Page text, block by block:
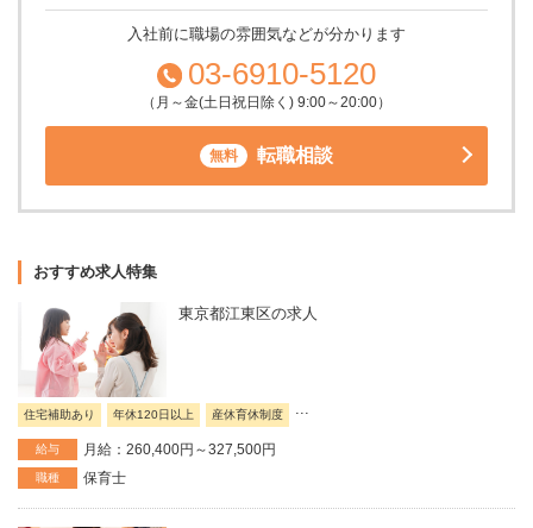
入社前に職場の雰囲気などが分かります
03-6910-5120
（月～金(土日祝日除く) 9:00～20:00）
無料 転職相談
おすすめ求人特集
東京都江東区の求人
住宅補助あり 年休120日以上 産休育休制度 ...
給与 月給：260,400円～327,500円
職種 保育士